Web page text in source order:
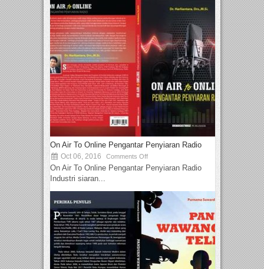
On Air To Online Pengantar Penyiaran Radio
Oct 06, 2016 Comments Off
On Air To Online Pengantar Penyiaran Radio
Industri siaran...